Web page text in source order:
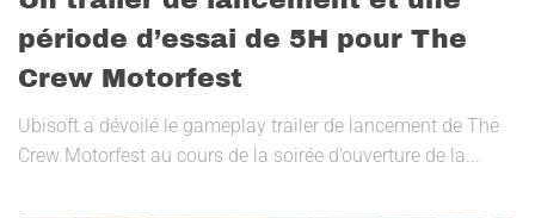
période d’essai de 5H pour The
Crew Motorfest
Ubisoft a dévoilé le gameplay trailer de lancement de The
Crew Motorfest au cours de la soirée d’ouverture de la...